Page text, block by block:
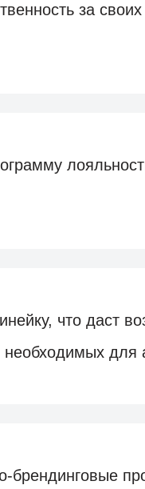
за
что даст
необходимых для
брендинговые